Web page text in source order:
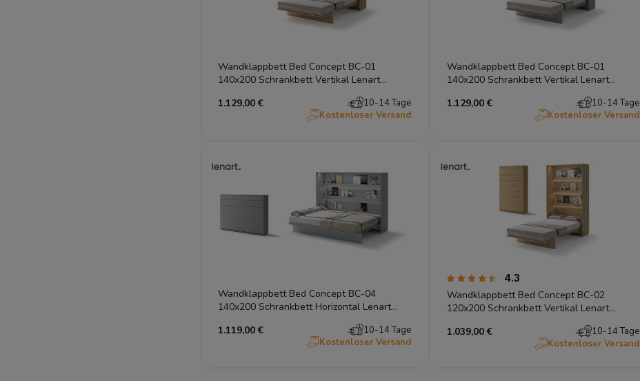
Wandklappbett Bed Concept BC-01
140x200 Schrankbett Vertikal Lenart
1.129,00 €
10-14 Tage
Kostenloser Versand
Wandklappbett Bed Concept BC-01
140x200 Schrankbett Vertikal Lenart
1.129,00 €
10-14 Tage
Kostenloser Versand
Wandklappbett Bed Concept BC-04
140x200 Schrankbett Horizontal Lenart
1.119,00 €
10-14 Tage
Kostenloser Versand
4.3
Wandklappbett Bed Concept BC-02
120x200 Schrankbett Vertikal Lenart
1.039,00 €
10-14 Tage
Kostenloser Versand